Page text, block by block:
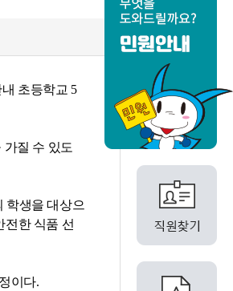
초등학교 5
질 수 있도
학생을 대상으
한 식품 선
이다.